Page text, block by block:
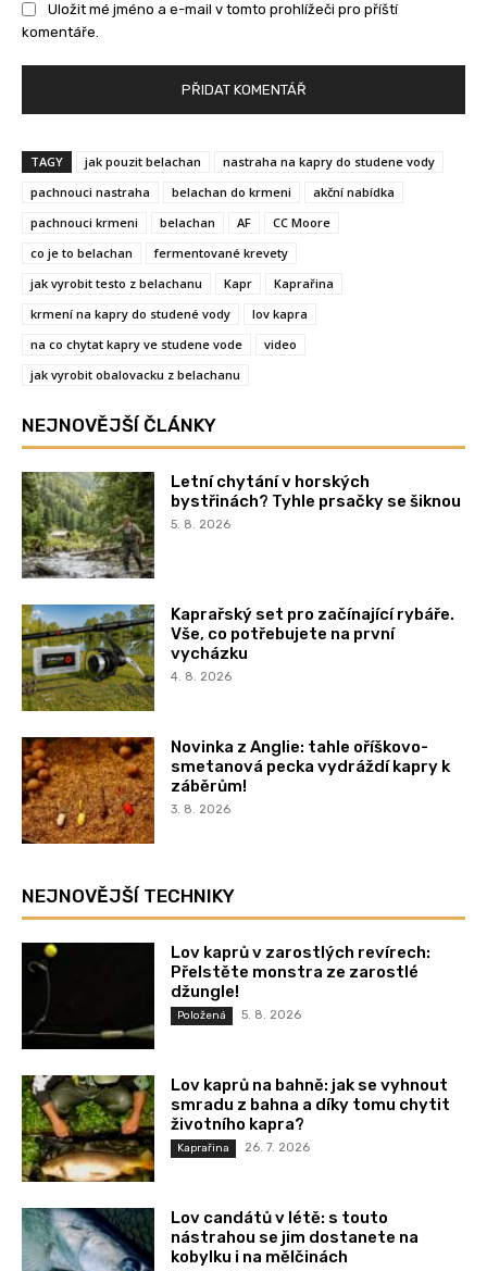
Uložit mé jméno a e-mail v tomto prohlížeči pro příští
komentáře.
TAGY jak pouzit belachan
nastraha na kapry do studene vody
pachnouci nastraha
belachan do krmeni
akční nabídka
pachnouci krmeni
belachan AF
CC Moore
co je to belachan
fermentované krevety
jak vyrobit testo z belachanu
Kapr
Kaprařina
krmení na kapry do studené vody
lov kapra
na co chytat kapry ve studene vode
video
jak vyrobit obalovacku z belachanu
NEJNOVĚJŠÍ ČLÁNKY
Letní chytání v horských
bystřinách? Tyhle prsačky se šiknou
5. 8. 2026
Kaprařský set pro začínající rybáře.
Vše, co potřebujete na první
vycházku
4. 8. 2026
Novinka z Anglie: tahle oříškovo-
smetanová pecka vydráždí kapry k
záběrům!
3. 8. 2026
NEJNOVĚJŠÍ TECHNIKY
Lov kaprů v zarostlých revírech:
Přelstěte monstra ze zarostlé
džungle!
Položená 5. 8. 2026
Lov kaprů na bahně: jak se vyhnout
smradu z bahna a díky tomu chytit
životního kapra?
Kaprařina 26. 7. 2026
Lov candátů v létě: s touto
nástrahou se jim dostanete na
kobylku i na mělčinách